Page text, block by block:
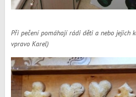
Při pečení pomáhají rádi děti a nebo jejich
vpravo Karel)